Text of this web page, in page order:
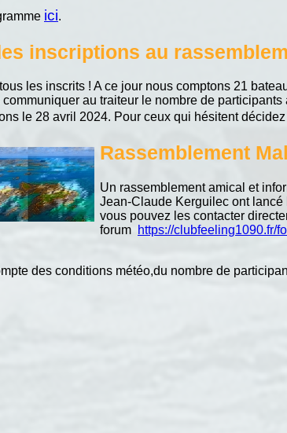
ici.
inscriptions au
les inscrits ! A ce jour nous comptons 21
communiquer au traiteur le nombre de
le 28 avril 2024. Pour ceux qui hésitent
Un rassemblement amical et
Jean-Claude Kerguilec ont
vous pouvez les contacter
forum https://clubfeeling1090.fr/
des conditions météo,du nombre de